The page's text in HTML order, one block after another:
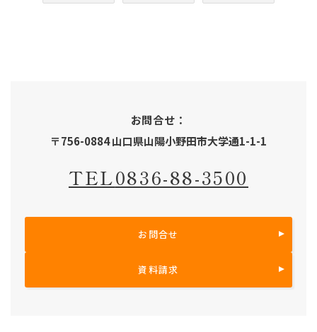
お問合せ：
〒756-0884 山口県山陽小野田市大学通1-1-1
TEL0836-88-3500
お問合せ
資料請求